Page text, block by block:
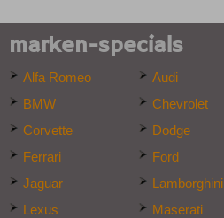
marken-specials
Alfa Romeo
Audi
BMW
Chevrolet
Corvette
Dodge
Ferrari
Ford
Jaguar
Lamborghini
Lexus
Maserati